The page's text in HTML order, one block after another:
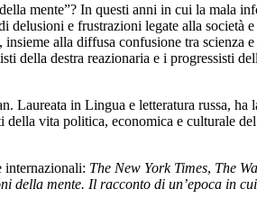
mente”? In questi anni in cui la mala
delusioni e frustrazioni legate alla società
alla diffusa confusione tra scienza e
della destra reazionaria e i progressisti
Laureata in Lingua e letteratura russa, ha
vita politica, economica e culturale del
internazionali: The New York Times, The
della mente. Il racconto di un’epoca in